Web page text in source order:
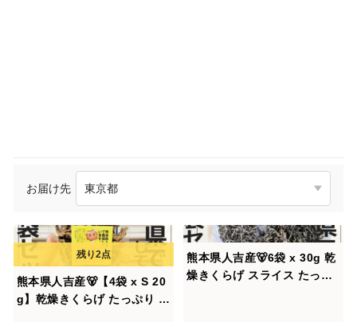
お届け先
熊本県人吉産🐻【4袋 x S 20
g】乾燥きくらげ たっぷり ポ
熊本県人吉産🐻6袋 x 30g 乾
燥きくらげ スライス たっぷ